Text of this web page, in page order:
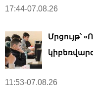
17:44-07.08.26
Մրցույթ՝
11:53-07.08.26